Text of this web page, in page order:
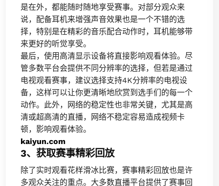
是在外，都能随时随地享受赛事。对部分观众来
说，配备耳机来增强声音效果也是一个不错的选
择，特别是在精彩的音乐配合动作时，耳机能够带
来更好的听觉享受。
最后，使用高清显示设备将直接影响观看体验。尽
管多数平台会提供不同分辨率的选择，但若是通过
电视观看赛事，建议选择支持4K分辨率的电视设
备，这样可以让你更清晰地欣赏到选手们的每一个
动作。此外，网络的稳定性也非常关键，尤其是高
清或超高清的直播，网络不稳定容易造成视频卡
顿，影响观看体验。
kaiyun.com
3、获取赛事精彩回放
除了实时观看花样滑冰比赛，赛事精彩回放也是许
多观众关注的重点。大多数直播平台提供了赛事回